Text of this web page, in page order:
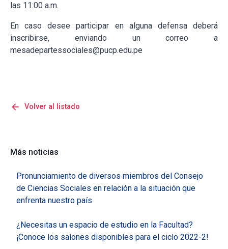
las 11:00 a.m.
En caso desee participar en alguna defensa deberá
inscribirse, enviando un correo a
mesadepartessociales@pucp.edu.pe
arrow_back Volver al listado
Más noticias
Pronunciamiento de diversos miembros del Consejo
de Ciencias Sociales en relación a la situación que
enfrenta nuestro país
¿Necesitas un espacio de estudio en la Facultad?
¡Conoce los salones disponibles para el ciclo 2022-2!